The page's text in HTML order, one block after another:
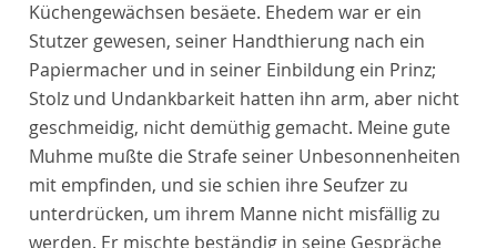
Küchengewächsen besäete. Ehedem war er ein
Stutzer gewesen, seiner Handthierung nach ein
Papiermacher und in seiner Einbildung ein Prinz;
Stolz und Undankbarkeit hatten ihn arm, aber nicht
geschmeidig, nicht demüthig gemacht. Meine gute
Muhme mußte die Strafe seiner Unbesonnenheiten
mit empfinden, und sie schien ihre Seufzer zu
unterdrücken, um ihrem Manne nicht misfällig zu
werden. Er mischte beständig in seine Gespräche